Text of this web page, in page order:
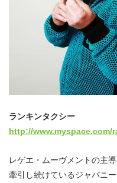
ランキンタクシー
http://www.myspace.com/
レゲエ・ムーヴメントの主
牽引し続けているジャパニ